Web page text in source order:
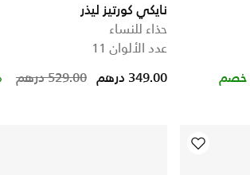
نايكي كورتيز ليذر
حذاء للنساء
عدد الألوان 11
reduced from
529.00 درهم to 349.00 درهم